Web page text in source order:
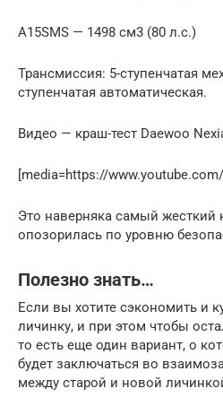
A15SMS — 1498 см3 (80 л.с.)
Трансмиссия: 5-ступенчатая
ступенчатая автоматическая.
Видео — краш-тест Daewoo
[media=https://
Это наверняка самый жесткий
опозорилась по уровню
Полезно знать…
Если вы хотите сэкономить и
личинку, и при этом чтобы
то есть еще один вариант, о
будет заключаться во
между старой и новой